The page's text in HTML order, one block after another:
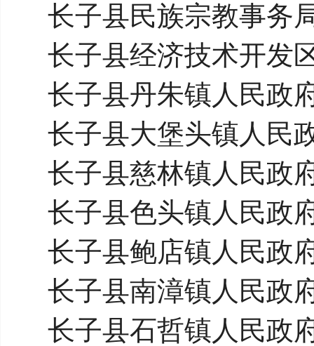
长子县民族宗教事务
长子县经济技术开发
长子县丹朱镇人民政
长子县大堡头镇人民
长子县慈林镇人民政
长子县色头镇人民政
长子县鲍店镇人民政
长子县南漳镇人民政
长子县石哲镇人民政